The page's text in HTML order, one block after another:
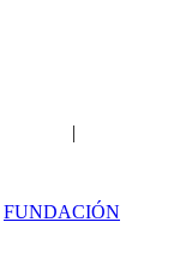
|
FUNDACIÓN